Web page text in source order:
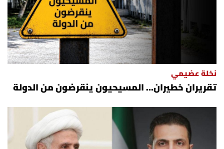
نخلة عضيمي
تقريران خطيران… المسيحيون ينقرضون من الدولة